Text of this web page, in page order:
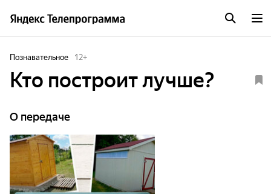
Познавательное 12+
Кто построит лучше?
О передаче